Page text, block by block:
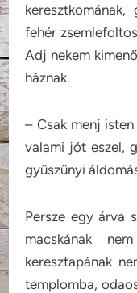
fehér
Adj nekem
háznak.
– Csak menj
valami jót eszel,
gyűszűnyi
Persze egy árva
macskának
keresztapának
templomba,